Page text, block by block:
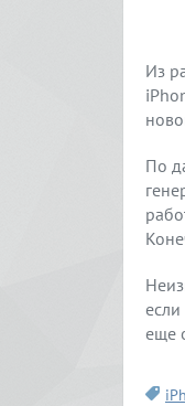
Из
По
еще